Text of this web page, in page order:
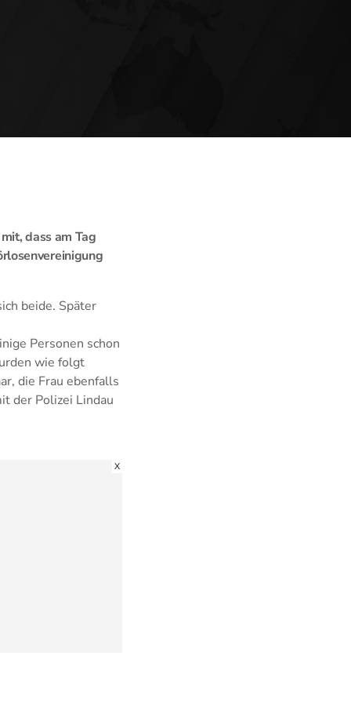
dass am Tag
beide. Später
Personen schon
wie folgt
die Frau ebenfalls
der Polizei Lindau
X